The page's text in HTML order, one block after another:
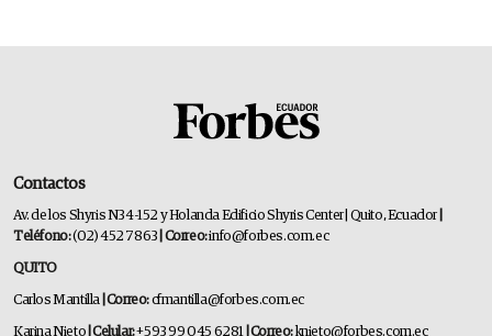
Contactos
Av. de los Shyris N34-152 y Holanda Edificio Shyris Center | Quito, Ecuador
Teléfono:(02) 452 7863 | Correo:info@forbes.com.ec
QUITO
Carlos Mantilla | Correo:cfmantilla@forbes.com.ec
Karina Nieto | Celular:+593 99 045 6281 | Correo:knieto@forbes.com.ec